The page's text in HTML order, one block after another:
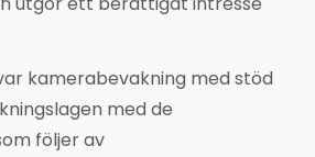
kamerabevakning med stöd
med de
följer av